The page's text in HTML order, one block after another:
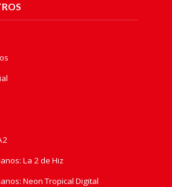
La 2 de Hiz
Neon Tropical Digital